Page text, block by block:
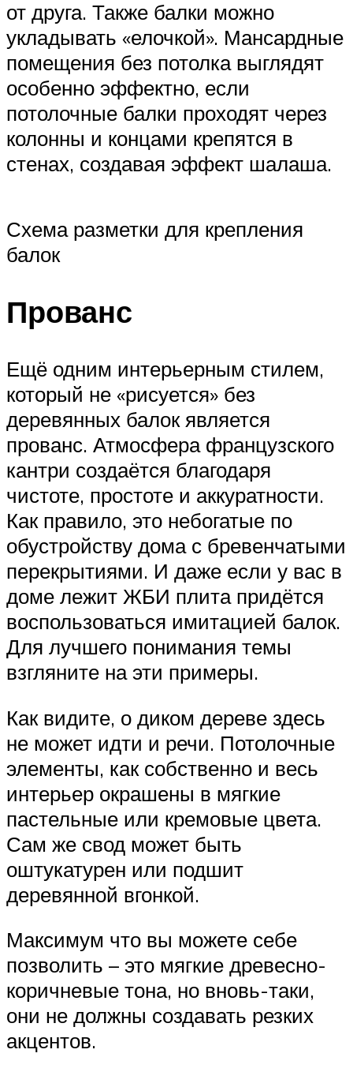
от друга. Также балки можно
укладывать «елочкой». Мансардные
помещения без потолка выглядят
особенно эффектно, если
потолочные балки проходят через
колонны и концами крепятся в
стенах, создавая эффект шалаша.
Схема разметки для крепления
балок
Прованс
Ещё одним интерьерным стилем,
который не «рисуется» без
деревянных балок является
прованс. Атмосфера французского
кантри создаётся благодаря
чистоте, простоте и аккуратности.
Как правило, это небогатые по
обустройству дома с бревенчатыми
перекрытиями. И даже если у вас в
доме лежит ЖБИ плита придётся
воспользоваться имитацией балок.
Для лучшего понимания темы
взгляните на эти примеры.
Как видите, о диком дереве здесь
не может идти и речи. Потолочные
элементы, как собственно и весь
интерьер окрашены в мягкие
пастельные или кремовые цвета.
Сам же свод может быть
оштукатурен или подшит
деревянной вгонкой.
Максимум что вы можете себе
позволить – это мягкие древесно-
коричневые тона, но вновь-таки,
они не должны создавать резких
акцентов.